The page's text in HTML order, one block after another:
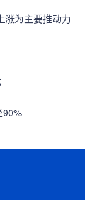
涨为主要推动力
90%